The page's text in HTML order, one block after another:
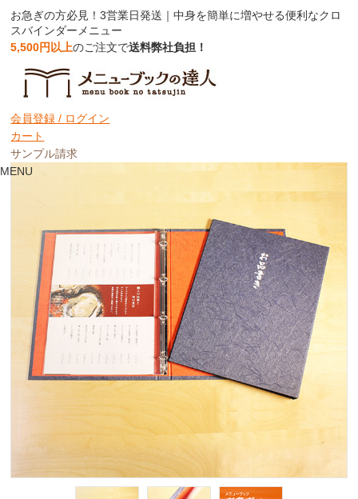
お急ぎの方必見！3営業日発送｜中身を簡単に増やせる便利なクロ
スバインダーメニュー
5,500円以上のご注文で送料弊社負担！
会員登録 / ログイン
カート
サンプル請求
MENU
お急ぎ｜クロスバインダーメニュー
3営業日・表紙のみ